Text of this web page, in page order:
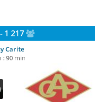
1 217
Carite
:90min